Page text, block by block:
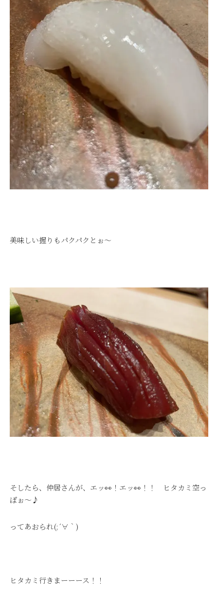
美味しい握りもパクパクとぉ～
そしたら、仲居さんが、エッ👀！エッ👀！！ ヒタカミ空っ
ぽぉ～♪
ってあおられ(;´∀｀)
ヒタカミ行きまーーース！！